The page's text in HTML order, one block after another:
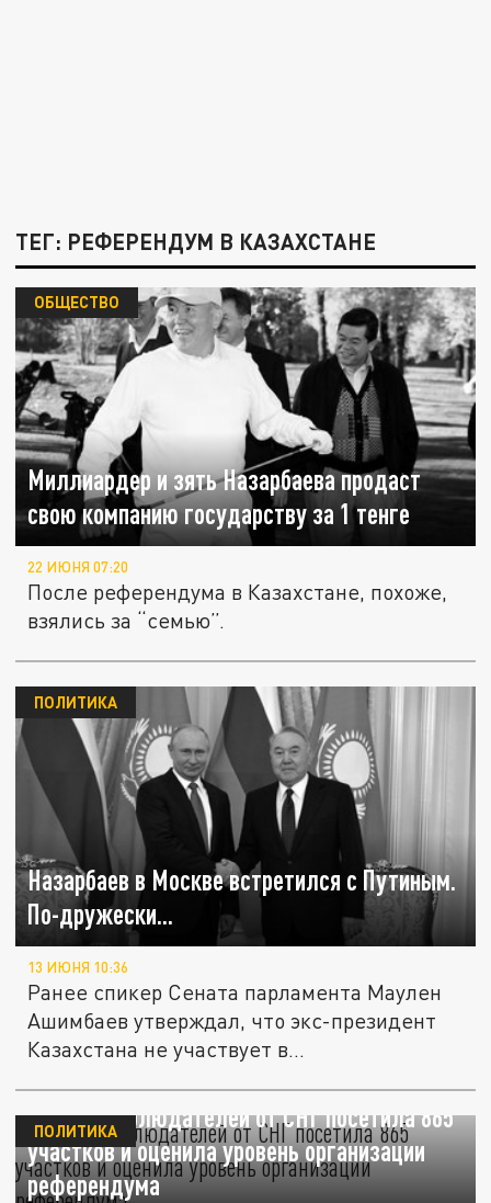
ТЕГ: РЕФЕРЕНДУМ В КАЗАХСТАНЕ
Миллиардер и зять Назарбаева продаст
свою компанию государству за 1 тенге
ОБЩЕСТВО
22 ИЮНЯ 07:20
После референдума в Казахстане, похоже,
взялись за “семью”.
Назарбаев в Москве встретился с Путиным.
По-дружески...
ПОЛИТИКА
13 ИЮНЯ 10:36
Ранее спикер Сената парламента Маулен
Ашимбаев утверждал, что экс-президент
Казахстана не участвует в...
Миссия наблюдателей от СНГ посетила 865
участков и оценила уровень организации
референдума
ПОЛИТИКА